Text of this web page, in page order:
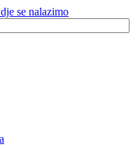
se nalazimo